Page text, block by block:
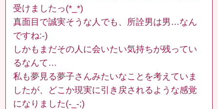
受けましたっ(*_*)
真面目で誠実そうな人でも、所詮男は男…なん
ですね:-)
しかもまだその人に会いたい気持ちが残ってい
るなんて…
私も夢見る夢子さんみたいなことを考えていま
したが、どこか現実に引き戻されるような感覚
になりました(-_-;)